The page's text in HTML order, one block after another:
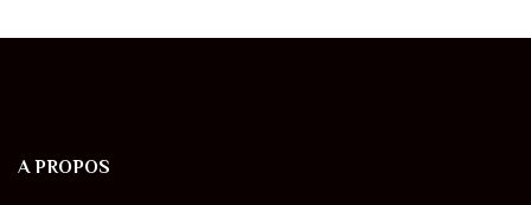
A PROPOS